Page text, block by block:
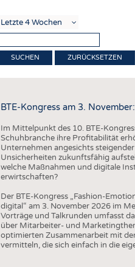
ZURÜCKSETZEN
BTE-Kongress am 3.
Im Mittelpunkt des 10. BTE-
Schuhbranche ihre Profitabilität
Unternehmen angesichts
Unsicherheiten zukunftsfähig
welche Maßnahmen und digitale
erwirtschaften?
Der BTE-Kongress „Fashion-
digital“ am 3. November 2026 im
Vorträge und Talkrunden umfasst
über Mitarbeiter- und
optimierten Zusammenarbeit mit
vermitteln, die sich einfach in die